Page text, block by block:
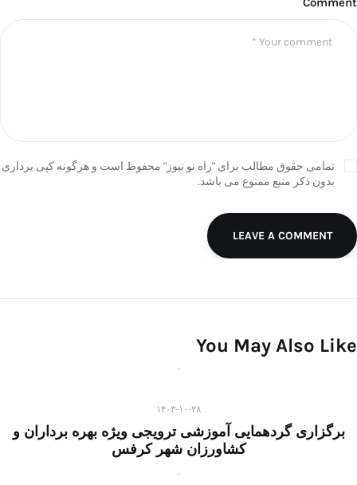
تمامی حقوق مطالب برای "راه نو نیوز" محفوظ است و هرگونه کپی برداری
بدون ذکر منبع ممنوع می باشد.
LEAVE A COMMENT
You May Also Like
۱۴۰۳-۱۰-۲۸
برگزاری گردهمایی آموزشی ترویجی ویژه بهره برداران و
کشاورزان شهر کرفس